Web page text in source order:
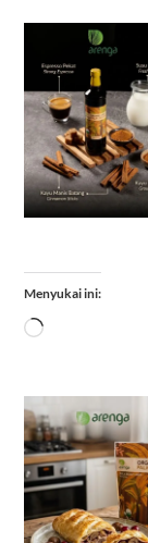
Menyukai ini:
Memuat...